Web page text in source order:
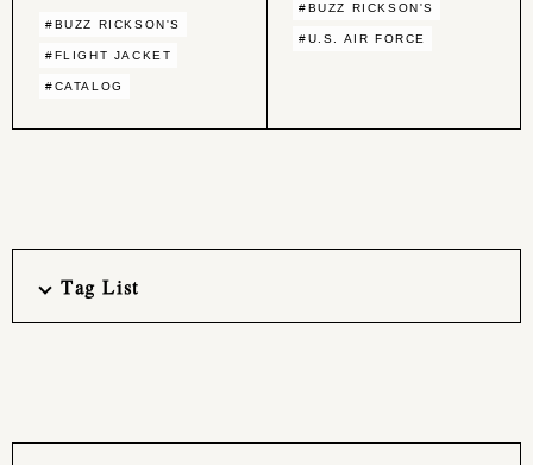
#BUZZ RICKSON'S
#FLIGHT JACKET
#CATALOG
#BUZZ RICKSON'S
#U.S. AIR FORCE
Tag List